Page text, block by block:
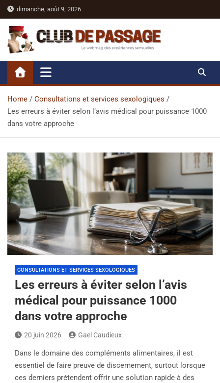
Skip
to
content
dimanche, août 9, 2026
Club De Passage
Le webmag sexy des expériences sensuelles
Home
Consultations et services sexologiques
Les erreurs à éviter selon l’avis médical pour puissance 1000
dans votre approche
CONSULTATIONS ET SERVICES SEXOLOGIQUES
Les erreurs à éviter selon l’avis
médical pour puissance 1000
dans votre approche
20 juin 2026 Gael Caudieux
Dans le domaine des compléments alimentaires, il est
essentiel de faire preuve de discernement, surtout lorsque
ces derniers prétendent offrir une solution rapide à des